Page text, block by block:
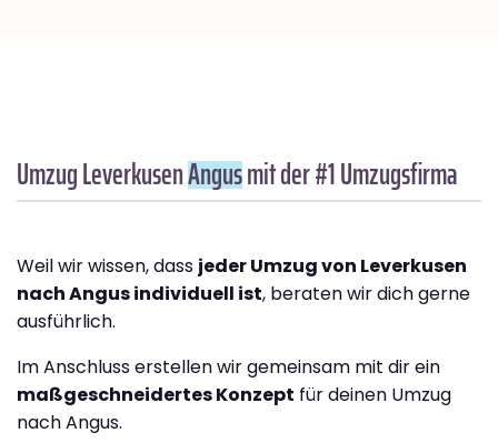
Umzug LeverkusenAngusmit der #1 Umzugsfirma
Weil wir wissen, dass jeder Umzug von Leverkusen
nach Angus individuell ist, beraten wir dich gerne
ausführlich.
Im Anschluss erstellen wir gemeinsam mit dir ein
maßgeschneidertes Konzept für deinen Umzug
nach Angus.